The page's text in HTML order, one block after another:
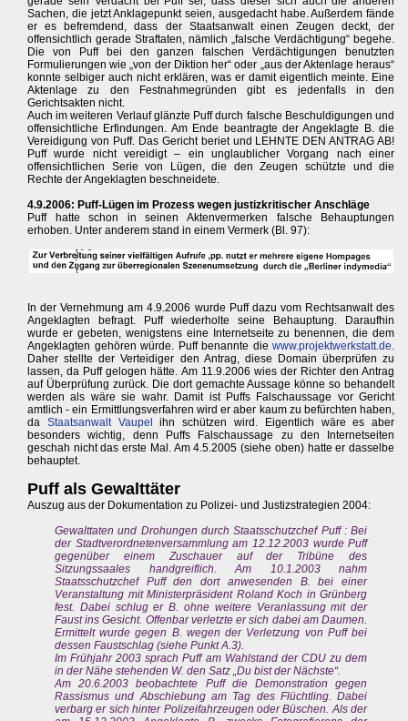
Sachen, die jetzt Anklagepunkt seien, ausgedacht habe. Außerdem fände
er es befremdend, dass der Staatsanwalt einen Zeugen deckt, der
offensichtlich gerade Straftaten, nämlich „falsche Verdächtigung“ begehe.
Die von Puff bei den ganzen falschen Verdächtigungen benutzten
Formulierungen wie „von der Diktion her“ oder „aus der Aktenlage heraus“
konnte selbiger auch nicht erklären, was er damit eigentlich meinte. Eine
Aktenlage zu den Festnahmegründen gibt es jedenfalls in den
Gerichtsakten nicht.
Auch im weiteren Verlauf glänzte Puff durch falsche Beschuldigungen und
offensichtliche Erfindungen. Am Ende beantragte der Angeklagte B. die
Vereidigung von Puff. Das Gericht beriet und LEHNTE DEN ANTRAG AB!
Puff wurde nicht vereidigt – ein unglaublicher Vorgang nach einer
offensichtlichen Serie von Lügen, die den Zeugen schützte und die
Rechte der Angeklagten beschneidete.
4.9.2006: Puff-Lügen im Prozess wegen justizkritischer Anschläge
Puff hatte schon in seinen Aktenvermerken falsche Behauptungen
erhoben. Unter anderem stand in einem Vermerk (Bl. 97):
In der Vernehmung am 4.9.2006 wurde Puff dazu vom Rechtsanwalt des
Angeklagten befragt. Puff wiederholte seine Behauptung. Daraufhin
wurde er gebeten, wenigstens eine Internetseite zu benennen, die dem
Angeklagten gehören würde. Puff benannte diewww.projektwerkstatt.de.
Daher stellte der Verteidiger den Antrag, diese Domain überprüfen zu
lassen, da Puff gelogen hätte. Am 11.9.2006 wies der Richter den Antrag
auf Überprüfung zurück. Die dort gemachte Aussage könne so behandelt
werden als wäre sie wahr. Damit ist Puffs Falschaussage vor Gericht
amtlich - ein Ermittlungsverfahren wird er aber kaum zu befürchten haben,
da Staatsanwalt Vaupel ihn schützen wird. Eigentlich wäre es aber
besonders wichtig, denn Puffs Falschaussage zu den Internetseiten
geschah nicht das erste Mal. Am 4.5.2005 (siehe oben) hatte er dasselbe
behauptet.
Puff als Gewalttäter
Auszug aus der Dokumentation zu Polizei- und Justizstrategien 2004:
Gewalttaten und Drohungen durch Staatsschutzchef Puff : Bei
der Stadtverordnetenversammlung am 12.12.2003 wurde Puff
gegenüber einem Zuschauer auf der Tribüne des
Sitzungssaales handgreiflich. Am 10.1.2003 nahm
Staatsschutzchef Puff den dort anwesenden B. bei einer
Veranstaltung mit Ministerpräsident Roland Koch in Grünberg
fest. Dabei schlug er B. ohne weitere Veranlassung mit der
Faust ins Gesicht. Offenbar verletzte er sich dabei am Daumen.
Ermittelt wurde gegen B. wegen der Verletzung von Puff bei
dessen Faustschlag (siehe Punkt A.3).
Im Frühjahr 2003 sprach Puff am Wahlstand der CDU zu dem
in der Nähe stehenden W. den Satz „Du bist der Nächste“.
Am 20.6.2003 beobachtete Puff die Demonstration gegen
Rassismus und Abschiebung am Tag des Flüchtling. Dabei
verbarg er sich hinter Polizeifahrzeugen oder Büschen. Als der